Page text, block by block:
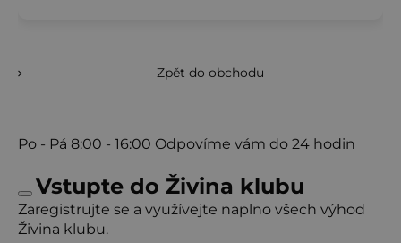
Zpět do obchodu
Po - Pá 8:00 - 16:00 Odpovíme vám do 24 hodin
Vstupte do Živina klubu
Zaregistrujte se a využívejte naplno všech výhod
Živina klubu.